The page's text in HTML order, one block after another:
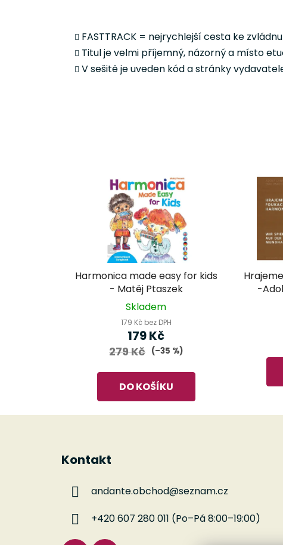
FASTTRACK = nejrychlejší cesta ke
Titul je velmi příjemný, názorný a místo
V sešitě je uveden kód a stránky
Harmonica made easy for kids
- Matěj Ptaszek
Skladem
179 Kč bez DPH
179 Kč
279 Kč (–35 %)
DO KOŠÍKU
-
Kontakt
andante.obchod@seznam.cz
+420 607 280 011 (Po–Pá 8:00–19:00)